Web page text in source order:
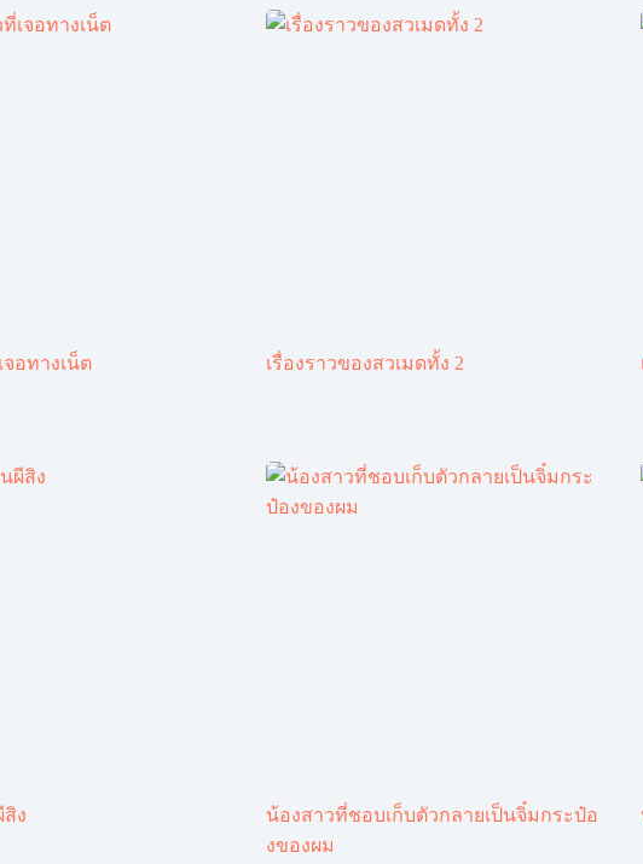
อทางเน็ต เรื่องราวของสวเมดทั้ง 2
ง
น้องสาวที่ชอบเก็บตัวกลายเป็นจิ๋มกระป๋อ
งของผม